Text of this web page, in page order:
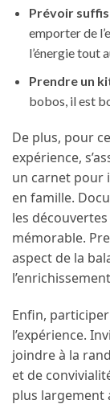
Prévoir
emporter de
l’énergie tout
Prendre un
bobos, il est
De plus, pour
expérience,
un carnet pour
en famille.
les
mémorable.
aspect de la
Enfin,
l’expérience.
joindre à la
et de
plus largement